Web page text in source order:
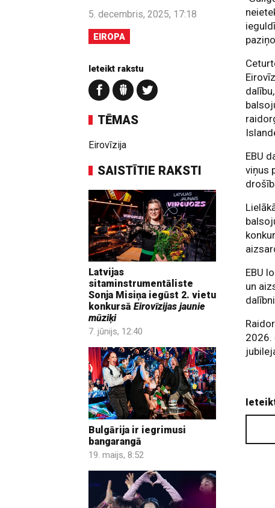
5. decembris, 2025, 17:18
EIROPA
Ieteikt rakstu
TĒMAS
Eirovīzija
SAISTĪTIE RAKSTI
Latvijas
sitaminstrumentāliste
Sonja Misiņa iegūst 2. vietu
konkursā Eirovīzijas jaunie
mūziķi
7. jūnijs, 12:40
Bulgārija ir iegrimusi
bangarangā
19. maijs, 8:52
EBU
viņus
EBU
un
2026.